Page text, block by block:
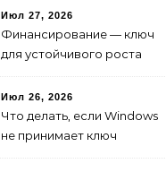
Июл 27, 2026
Финансирование — ключ
для устойчивого роста
Июл 26, 2026
Что делать, если Windows
не принимает ключ